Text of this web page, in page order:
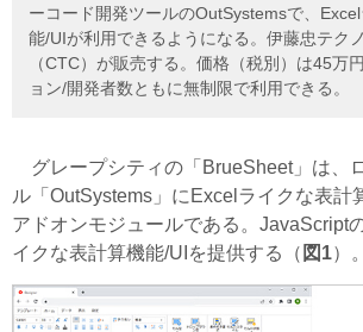
ーコード開発ツールのOutSystemsで、
能/UIが利用できるようになる。伊藤忠テク
（CTC）が販売する。価格（税別）は45万
ョン/開発者数ともに無制限で利用できる。
グレープシティの「BrueSheet」は、
ル「OutSystems」にExcelライクな表計
アドオンモジュールである。JavaScript
イクな表計算機能/UIを提供する（ 図1）。